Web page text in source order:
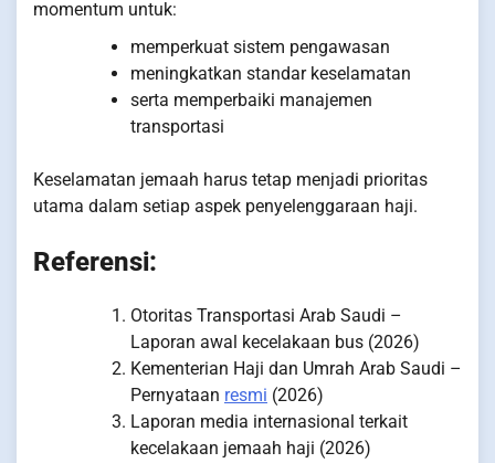
momentum untuk:
memperkuat sistem pengawasan
meningkatkan standar keselamatan
serta memperbaiki manajemen
transportasi
Keselamatan jemaah harus tetap menjadi prioritas
utama dalam setiap aspek penyelenggaraan haji.
Referensi:
Otoritas Transportasi Arab Saudi –
Laporan awal kecelakaan bus (2026)
Kementerian Haji dan Umrah Arab Saudi –
Pernyataan resmi (2026)
Laporan media internasional terkait
kecelakaan jemaah haji (2026)